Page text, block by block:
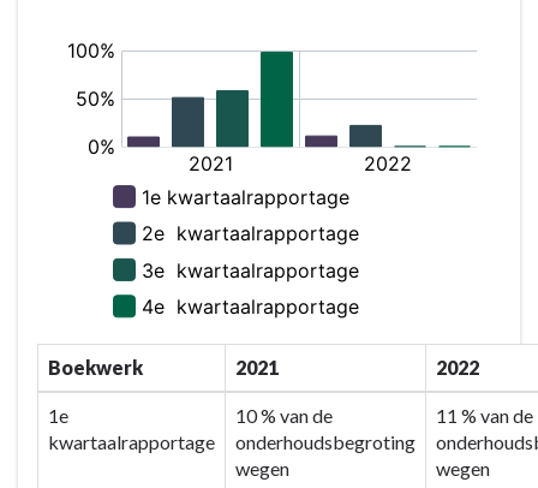
vervoer
Kritische
Prestatie
indicatoren
Verkeer,
Boekwerk 2021 2022
1e
kwartaalrapportage
10 % van de
onderhoudsbegroting
wegen
11 % van de
wegen